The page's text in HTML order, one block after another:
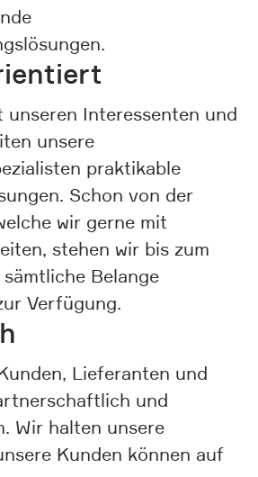
unseren Interessenten und
unsere
praktikable
Schon von der
wir gerne mit
stehen wir bis zum
Belange
Verfügung.
Lieferanten und
und
Wir halten unsere
Kunden können auf